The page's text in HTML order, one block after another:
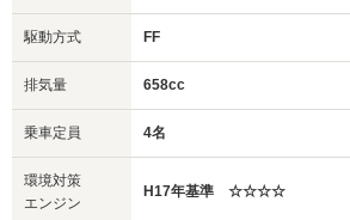
駆動方式 FF
排気量 658cc
乗車定員 4名
環境対策
エンジン
H17年基準 ☆☆☆☆